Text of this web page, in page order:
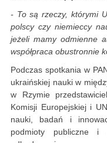
- To są rzeczy, którymi
polscy czy niemieccy
jeżeli mamy odmienne
współpraca obustronnie
Podczas spotkania w
ukraińskiej nauki w
w Rzymie
Komisji Europejskiej i
nauki, badań i
podmioty publiczne